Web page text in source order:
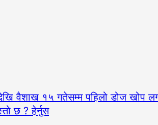
वैशाख १५ गतेसम्म पहिलो डोज खोप
छ ? हेर्नुस